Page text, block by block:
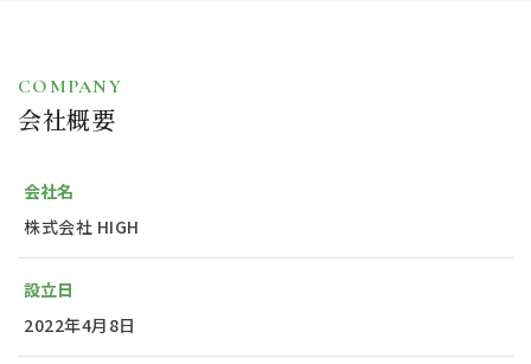
COMPANY
会社概要
会社名
株式会社 HIGH
設立日
2022年4月8日